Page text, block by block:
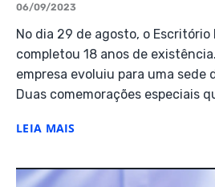
06/09/2023
No dia 29 de agosto, o
completou 18 anos de
empresa evoluiu para uma sede
Duas comemorações especiais
LEIA MAIS